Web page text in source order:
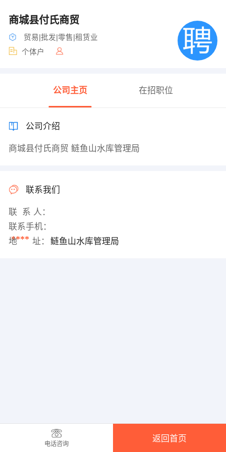
商城县付氏商贸
贸易|批发|零售|租赁业
个体户
公司主页 在招职位
公司介绍
商城县付氏商贸 鲢鱼山水库管理局
联系我们
联 系 人：
联系手机：
****
地 址： 鲢鱼山水库管理局
电话咨询
返回首页